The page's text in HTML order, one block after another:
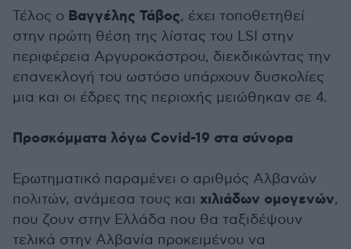
Τέλος ο Βαγγέλης Τάβος, έχει τοποθετηθεί
στην πρώτη θέση της λίστας του LSI στην
περιφέρεια Αργυροκάστρου, διεκδικώντας την
επανεκλογή του ωστόσο υπάρχουν δυσκολίες
μια και οι έδρες της περιοχής μειώθηκαν σε 4.
Προσκόμματα λόγω Covid-19 στα σύνορα
Ερωτηματικό παραμένει ο αριθμός Αλβανών
πολιτών, ανάμεσα τους και χιλιάδων ομογενών,
που ζουν στην Ελλάδα που θα ταξιδέψουν
τελικά στην Αλβανία προκειμένου να